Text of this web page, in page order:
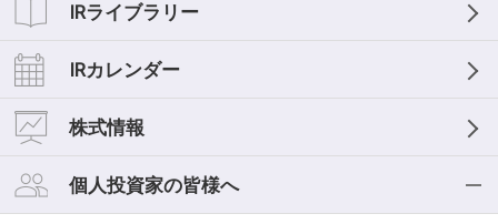
IRライブラリー
IRカレンダー
株式情報
個人投資家の皆様へ